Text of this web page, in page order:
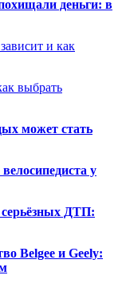
деньги: в
и как
выбрать
может стать
у
серьёзных ДТП:
Belgee и Geely: